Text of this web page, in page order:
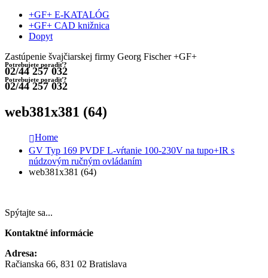
+GF+ E-KATALÓG
+GF+ CAD knižnica
Dopyt
Zastúpenie švajčiarskej firmy Georg Fischer +GF+
Potrebujete poradiť?
02/44 257 032
Potrebujete poradiť?
02/44 257 032
web381x381 (64)
Home
GV Typ 169 PVDF L-vŕtanie 100-230V na tupo+IR s
núdzovým ručným ovládaním
web381x381 (64)
Spýtajte sa...
Kontaktné informácie
Adresa:
Račianska 66, 831 02 Bratislava